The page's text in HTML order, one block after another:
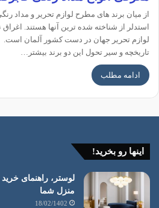
از میان برند های مطرح لوازم تحریر و مداد
استدلر از شناخته شده ترین آنها هستند. اغراق
لوازم تحریر جهان در دست کشور آلمان است.
تاریخچه و سیر تحول این دو برند بیشتر…
ادامه مطلب
اینها رو بخرید!
لوستر، راهنمای
منزل شما
18/02/1402